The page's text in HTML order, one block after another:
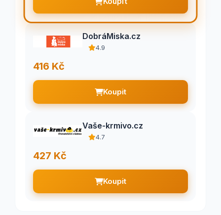
DobráMiska.cz
4.9
416 Kč
Koupit
Vaše-krmivo.cz
4.7
427 Kč
Koupit